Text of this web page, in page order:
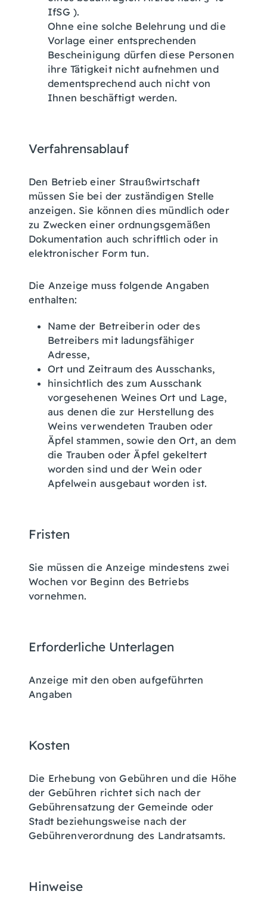
IfSG ).
Ohne eine solche Belehrung und die
Vorlage einer entsprechenden
Bescheinigung dürfen diese Personen
ihre Tätigkeit nicht aufnehmen und
dementsprechend auch nicht von
Ihnen beschäftigt werden.
Verfahrensablauf
Den Betrieb einer Straußwirtschaft
müssen Sie bei der zuständigen Stelle
anzeigen. Sie können dies mündlich oder
zu Zwecken einer ordnungsgemäßen
Dokumentation auch schriftlich oder in
elektronischer Form tun.
Die Anzeige muss folgende Angaben
enthalten:
Name der Betreiberin oder des
Betreibers mit ladungsfähiger
Adresse,
Ort und Zeitraum des Ausschanks,
hinsichtlich des zum Ausschank
vorgesehenen Weines Ort und Lage,
aus denen die zur Herstellung des
Weins verwendeten Trauben oder
Äpfel stammen, sowie den Ort, an dem
die Trauben oder Äpfel gekeltert
worden sind und der Wein oder
Apfelwein ausgebaut worden ist.
Fristen
Sie müssen die Anzeige mindestens zwei
Wochen vor Beginn des Betriebs
vornehmen.
Erforderliche Unterlagen
Anzeige mit den oben aufgeführten
Angaben
Kosten
Die Erhebung von Gebühren und die Höhe
der Gebühren richtet sich nach der
Gebührensatzung der Gemeinde oder
Stadt beziehungsweise nach der
Gebührenverordnung des Landratsamts.
Hinweise